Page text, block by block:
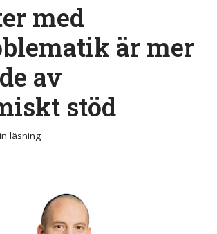
med
är mer
av
stöd
läsning